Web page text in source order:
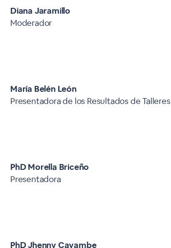
Diana Jaramillo
Moderador
María Belén León
Presentadora de los Resultados de Talleres
PhD Morella Briceño
Presentadora
PhD Jhenny Cayambe